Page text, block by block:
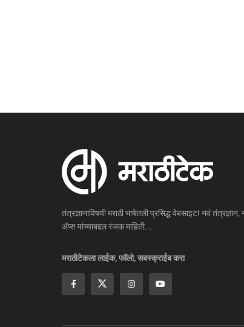
तंत्रज्ञानाविषयी मराठी भाषेतली प्रसिद्ध वेबसाइट! नवं
ॲप्स यांच्याबद्दल रंजक माहिती...
मराठीटेकला लाईक, फॉलो, सबस्क्राईब करा